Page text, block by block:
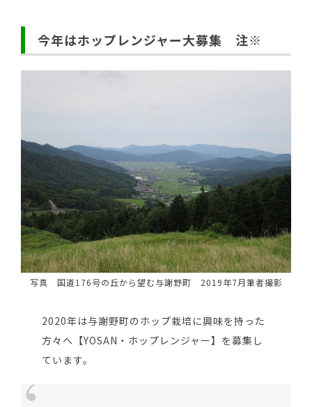
今年はホップレンジャー大募集 注※
写真 国道176号の丘から望む与謝野町 2019年7月筆者撮影
2020年は与謝野町のホップ栽培に興味を持った
方々へ【YOSAN・ホップレンジャー】を募集し
ています。